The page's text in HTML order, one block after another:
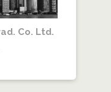
Co. Ltd.